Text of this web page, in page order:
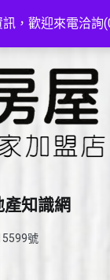
訊，歡迎來電洽
知識網
號